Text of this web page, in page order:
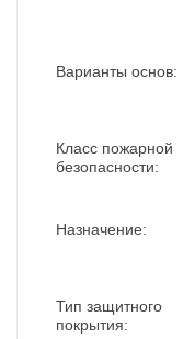
Варианты основ:
Класс пожарной
безопасности:
Назначение:
Тип защитного
покрытия: